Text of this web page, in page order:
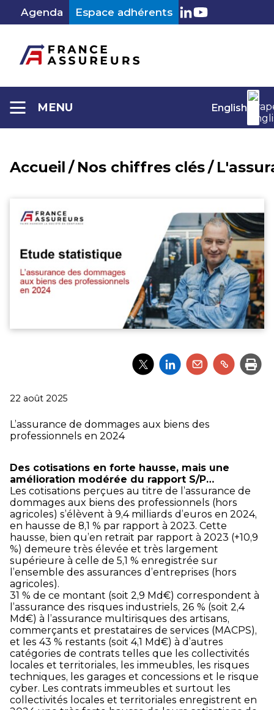
contenu
Agenda Espace adhérents LinkedIn
Youtube
MENU English
Accueil / Nos chiffres clés/
Partager
l'article
Partager
l'article
Partager
l'article
Partager
l'article
Publié
22 août 2025
L’assurance de dommages aux biens des
professionnels en 2024
Des cotisations en forte hausse, mais une
amélioration modérée du rapport S/P…
Les cotisations perçues au titre de l’assurance de
dommages aux biens des professionnels (hors
agricoles) s’élèvent à 9,4 milliards d’euros en 2024,
en hausse de 8,1 % par rapport à 2023. Cette
hausse, bien qu’en retrait par rapport à 2023 (+10,9
%) demeure très élevée et très largement
supérieure à celle de 5,1 % enregistrée sur
l’ensemble des assurances d’entreprises (hors
agricoles).
31 % de ce montant (soit 2,9 Md€) correspondent à
l’assurance des risques industriels, 26 % (soit 2,4
Md€) à l’assurance multirisques des artisans,
commerçants et prestataires de services (MACPS),
et les 43 % restants (soit 4,1 Md€) à d’autres
catégories de contrats telles que les collectivités
locales et territoriales, les immeubles, les risques
techniques, les garages et concessions et le risque
cyber. Les contrats immeubles et surtout les
collectivités locales et territoriales enregistrent en